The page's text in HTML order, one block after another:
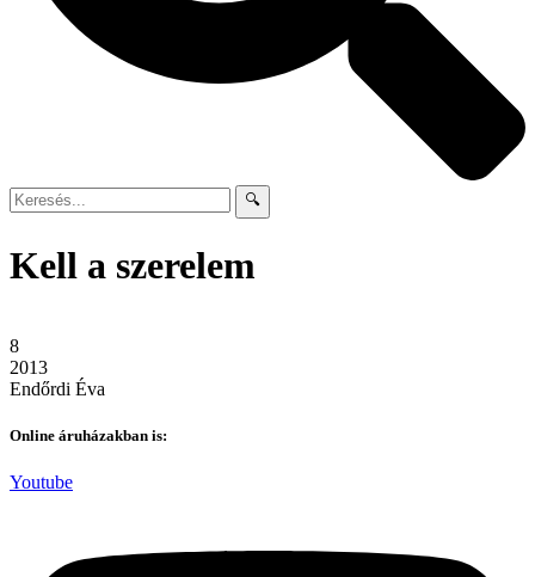
🔍
Kell a szerelem
8
2013
Endőrdi Éva
Online áruházakban is:
Youtube